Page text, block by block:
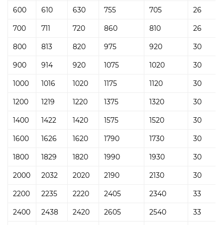
600
610 630 755 705
26
700
711 720 860 810
26
800
813 820 975 920
30
900
914 920 1075 1020
30
1000
1016 1020 1175 1120
30
1200
1219 1220 1375 1320
30
1400
1422 1420 1575 1520
30
1600
1626 1620 1790 1730
30
1800
1829 1820 1990 1930
30
2000
2032 2020 2190 2130
30
2200
2235 2220 2405 2340
33
2400
2438 2420 2605 2540
33